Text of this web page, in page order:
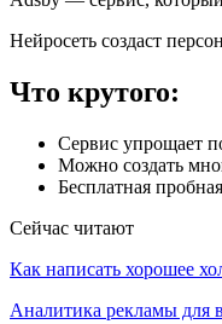
Нейросеть создаст
Что крутого:
Сервис упрощает
Можно создать
Бесплатная
Сейчас читают
Как написать хорошее
Аналитика рекламы для